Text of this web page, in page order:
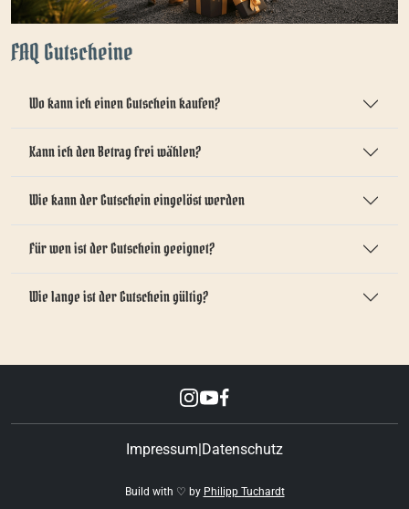
FAQ Gutscheine
Wo kann ich einen Gutschein kaufen?
Kann ich den Betrag frei wählen?
Wie kann der Gutschein eingelöst werden
Für wen ist der Gutschein geeignet?
Wie lange ist der Gutschein gültig?
Impressum|Datenschutz
Build with ♡ by Philipp Tuchardt